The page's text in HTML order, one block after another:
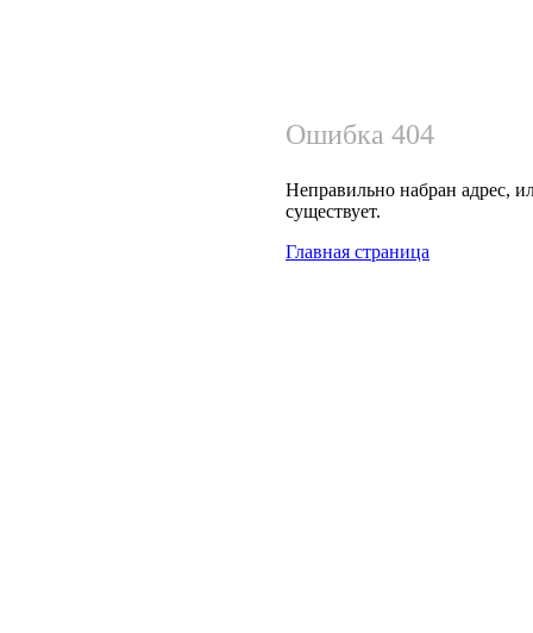
Ошибка 404
Неправильно набран адрес,
существует.
Главная страница